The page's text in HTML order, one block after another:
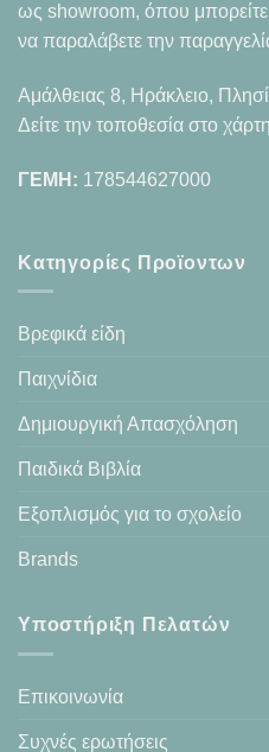
ως showroom, όπου μπορείτε
να παραλάβετε την
Αμάλθειας 8, Ηράκλειο,
Δείτε την τοποθεσία στο χάρτη
ΓΕΜΗ: 178544627000
Κατηγορίες Προϊοντων
Βρεφικά είδη
Παιχνίδια
Δημιουργική Απασχόληση
Παιδικά Βιβλία
Εξοπλισμός για το σχολείο
Brands
Υποστήριξη Πελατών
Επικοινωνία
Συχνές ερωτήσεις